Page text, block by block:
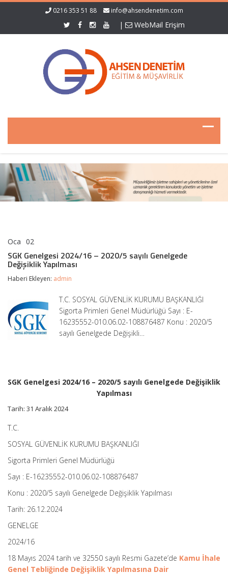
0216 353 51 88 info@ahsendenetim.com
| WebMail Erişim
Oca 02
2024/16
–
2020/5
Değişiklik
Yapılması
SGK Genelgesi 2024/16 – 2020/5 sayılı Genelgede
Değişiklik Yapılması
Haberi Ekleyen: admin
T.C. SOSYAL GÜVENLİK KURUMU BAŞKANLIĞI
Sigorta Primleri Genel Müdürlüğü Sayı : E-
16235552-010.06.02-108876487 Konu : 2020/5
sayılı Genelgede Değişikli…
SGK Genelgesi 2024/16 – 2020/5 sayılı Genelgede Değişiklik
Yapılması
Tarih: 31 Aralık 2024
T.C.
SOSYAL GÜVENLİK KURUMU BAŞKANLIĞI
Sigorta Primleri Genel Müdürlüğü
Sayı : E-16235552-010.06.02-108876487
Konu : 2020/5 sayılı Genelgede Değişiklik Yapılması
Tarih: 26.12.2024
GENELGE
2024/16
18 Mayıs 2024 tarih ve 32550 sayılı Resmi Gazete’de Kamu İhale
Genel Tebliğinde Değişiklik Yapılmasına Dair